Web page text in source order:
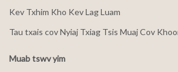
Kev Txhim Kho Kev Lag Luam
Tau txais cov Nyiaj Txiag Tsis Muaj Cov
Muab tswv yim